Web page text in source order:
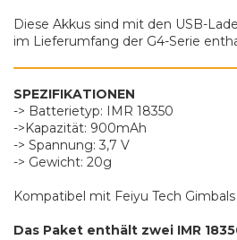
Diese Akkus sind mit den USB-
im Lieferumfang der G4-Serie
SPEZIFIKATIONEN
-> Batterietyp: IMR 18350
->Kapazität: 900mAh
-> Spannung: 3,7 V
-> Gewicht: 20g
Kompatibel mit Feiyu Tech Gimbals
Das Paket enthält zwei IMR